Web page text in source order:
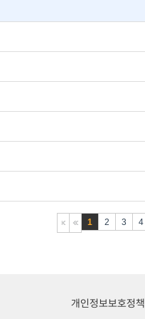
1 2 3 4
개인정보보호정책